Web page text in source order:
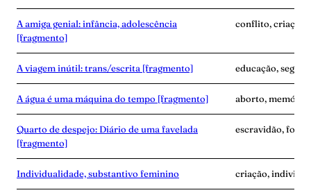
A amiga genial: infância, adolescência
[fragmento]
conflito, criação,
A viagem inútil: trans/escrita [fragmento] educação,
A água é uma máquina do tempo [fragmento] aborto,
Quarto de despejo: Diário de uma favelada
[fragmento]
escravidão,
Individualidade, substantivo feminino criação,